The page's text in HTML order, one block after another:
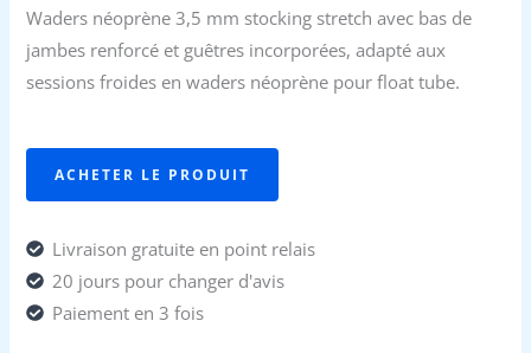
prix
initial
189 €.
prix
actuel
105,90 €.
Waders néoprène 3,5 mm stocking stretch avec bas de
jambes renforcé et guêtres incorporées, adapté aux
sessions froides en waders néoprène pour float tube.
ACHETER LE PRODUIT
Livraison gratuite en point relais
20 jours pour changer d'avis
Paiement en 3 fois